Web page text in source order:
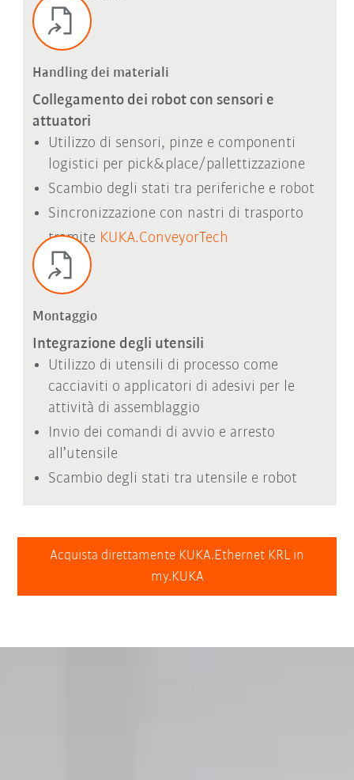
Handling dei materiali
Collegamento dei robot con sensori e
attuatori
Utilizzo di sensori, pinze e componenti
logistici per pick&place/pallettizzazione
Scambio degli stati tra periferiche e robot
Sincronizzazione con nastri di trasporto
tramite KUKA.ConveyorTech
Montaggio
Integrazione degli utensili
Utilizzo di utensili di processo come
cacciaviti o applicatori di adesivi per le
attività di assemblaggio
Invio dei comandi di avvio e arresto
all’utensile
Scambio degli stati tra utensile e robot
Acquista direttamente KUKA.Ethernet KRL in
my.KUKA